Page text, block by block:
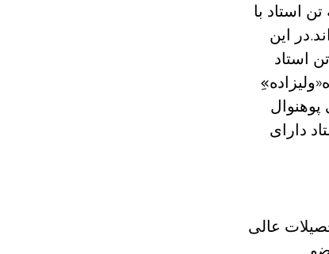
استاد با
این
استاد
دارای
عالی